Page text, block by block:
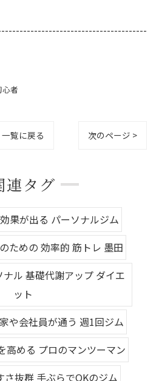
心者
一覧に戻る 次のページ >
連タグ
果が出る パーソナルジム
ための 効率的 筋トレ 墨田
ル 基礎代謝アップ ダイエ
ット
や会社員が通う 週1回ジム
高める プロのマンツーマン
さ抜群 手ぶらでOKのジム